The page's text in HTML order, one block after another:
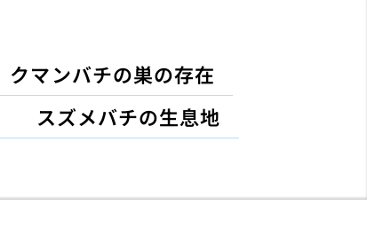
クマンバチの巣の存在
スズメバチの生息地